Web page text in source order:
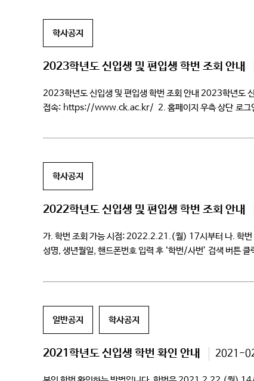
학사공지
2023학년도 신입생 및 편입생 학번 조회 안내
2023학년도 신입생 및 편입생 학번 조회 안내 2023학년도
접속: https://www.ck.ac.kr/ 2. 홈페이지 우측 상단 로그인
학사공지
2022학년도 신입생 및 편입생 학번 조회 안내
가. 학번 조회 가능 시점: 2022.2.21.(월) 17시부터 나. 학
성명, 생년월일, 핸드폰번호 입력 후 ‘학번/사번’ 검색 버튼
일반공지 학사공지
2021학년도 신입생 학번 확인 안내 2021-